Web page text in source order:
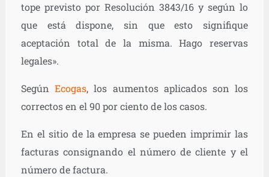
tope previsto por Resolución 3843/16 y según lo
que está dispone, sin que esto signifique
aceptación total de la misma. Hago reservas
legales».
SegúnEcogas, los aumentos aplicados son los
correctos en el 90 por ciento de los casos.
En el sitio de la empresa se pueden imprimir las
facturas consignando el número de cliente y el
número de factura.